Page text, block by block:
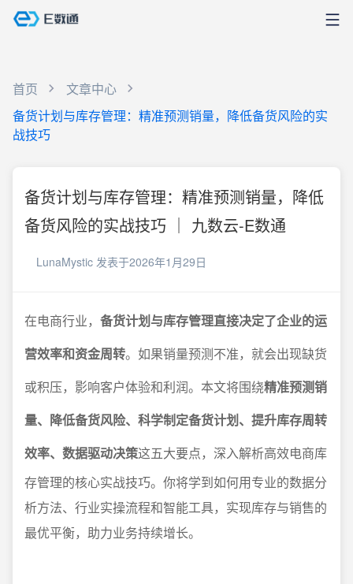
首页
文章中心
备货计划与库存管理：精准预测销量，降低备货风险的实
战技巧
备货计划与库存管理：精准预测销量，降低
备货风险的实战技巧 ｜ 九数云-E数通
LunaMystic 发表于2026年1月29日
在电商行业， 备货计划与库存管理直接决定了企业的运
营效率和资金周转。如果销量预测不准，就会出现缺货
或积压，影响客户体验和利润。本文将围绕精准预测销
量、降低备货风险、科学制定备货计划、提升库存周转
效率、数据驱动决策这五大要点，深入解析高效电商库
存管理的核心实战技巧。你将学到如何用专业的数据分
析方法、行业实操流程和智能工具，实现库存与销售的
最优平衡，助力业务持续增长。